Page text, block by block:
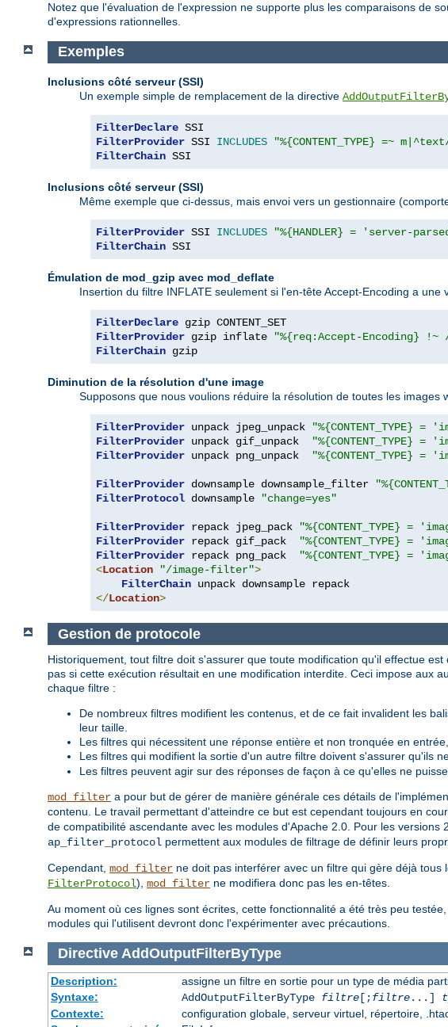
Notez que l'évaluation de l'expression ne supporte plus les comparaisons de
d'expressions rationnelles.
Exemples
Inclusions côté serveur (SSI)
Un exemple simple de remplacement de la directive
FilterDeclare
FilterProvider SSI INCLUDES
"%{CONTENT_TYPE} =~
FilterChain SSI
Inclusions côté serveur (SSI)
Même exemple que ci-dessus, mais envoi vers un gestionnaire
FilterProvider SSI INCLUDES
"%{HANDLER} = 'server-
FilterChain SSI
Émulation de mod_gzip avec mod_deflate
Insertion du filtre INFLATE seulement si l'en-tête Accept-Encoding a
FilterDeclare
FilterProvider gzip inflate
"%{req:Accept-Encoding}
FilterChain gzip
Diminution de la résolution d'une image
Supposons que nous voulions réduire la résolution de toutes les images
FilterProvider unpack jpeg_unpack
"%{CONTENT_TYPE} =
FilterProvider unpack gif_unpack
"%{CONTENT_TYPE}
FilterProvider unpack png_unpack "%{CONTENT_TYPE} =
FilterProvider downsample downsample_filter
FilterProtocol downsample "change=yes"
FilterProvider repack jpeg_pack
"%{CONTENT_TYPE} =
FilterProvider repack gif_pack
"%{CONTENT_TYPE} =
FilterProvider repack png_pack
"%{CONTENT_TYPE} =
<Location "/image-filter">
FilterChain
</Location>
Gestion de protocole
Historiquement, tout filtre doit s'assurer que toute modification qu'il effectue
pas si cette exécution résultait en une modification interdite. Ceci impose aux
chaque filtre :
De nombreux filtres modifient les contenus, et de ce fait invalident les
leur taille.
Les filtres qui nécessitent une réponse entière et non tronquée en
Les filtres qui modifient la sortie d'un autre filtre doivent s'assurer qu'ils
Les filtres peuvent agir sur des réponses de façon à ce qu'elles ne
mod_filter a pour but de gérer de manière générale ces détails de
contenu. Le travail permettant d'atteindre ce but est cependant toujours en
de compatibilité ascendante avec les modules d'Apache 2.0. Pour les versions
ap_filter_protocol permettent aux modules de filtrage de définir leurs
Cependant, mod_filter ne doit pas interférer avec un filtre qui gère déjà
FilterProtocol), mod_filter ne modifiera donc pas les en-têtes.
Au moment où ces lignes sont écrites, cette fonctionnalité a été très peu
modules qui l'utilisent devront donc l'expérimenter avec précautions.
Directive AddOutputFilterByType
Description:
assigne un filtre en sortie pour un type de média
Syntaxe:
AddOutputFilterByType filtre[;filtre...]
Contexte:
configuration globale, serveur virtuel, répertoire,